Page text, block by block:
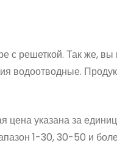
с решеткой. Так же,
водоотводные.
цена указана за
1-30, 30-50 и